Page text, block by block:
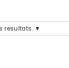
resultats.